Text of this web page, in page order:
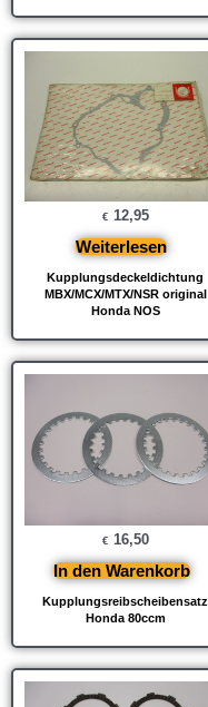
Kupplungsdeckeldichtung
MBX/MCX/MTX/NSR original
Honda NOS
€ 12,95
Weiterlesen
Kupplungsreibscheibensatz
Honda 80ccm
€ 16,50
In den Warenkorb